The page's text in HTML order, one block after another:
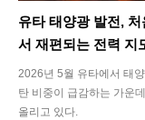
유타 태양광 발전, 처
서 재편되는 전력 지
2026년 5월 유타에서 태
탄 비중이 급감하는 가운
올리고 있다.